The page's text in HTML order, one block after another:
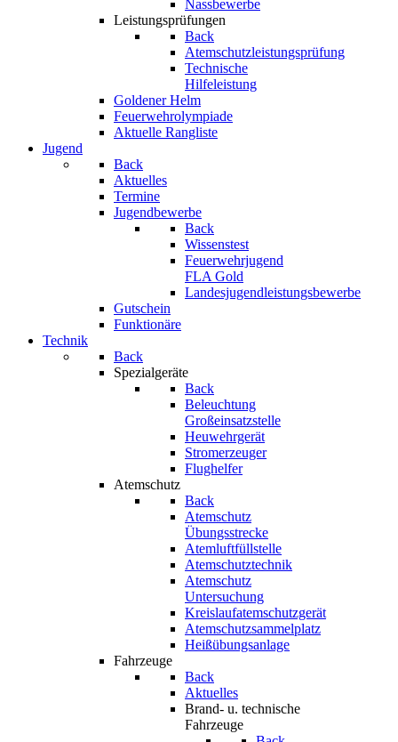
Nassbewerbe
Leistungsprüfungen
Back
Atemschutzleistungsprüfung
Technische
Hilfeleistung
Goldener Helm
Feuerwehrolympiade
Aktuelle Rangliste
Jugend
Back
Aktuelles
Termine
Jugendbewerbe
Back
Wissenstest
Feuerwehrjugend
FLA Gold
Landesjugendleistungsbewerbe
Gutschein
Funktionäre
Technik
Back
Spezialgeräte
Back
Beleuchtung
Großeinsatzstelle
Heuwehrgerät
Stromerzeuger
Flughelfer
Atemschutz
Back
Atemschutz
Übungsstrecke
Atemluftfüllstelle
Atemschutztechnik
Atemschutz
Untersuchung
Kreislaufatemschutzgerät
Atemschutzsammelplatz
Heißübungsanlage
Fahrzeuge
Back
Aktuelles
Brand- u. technische
Fahrzeuge